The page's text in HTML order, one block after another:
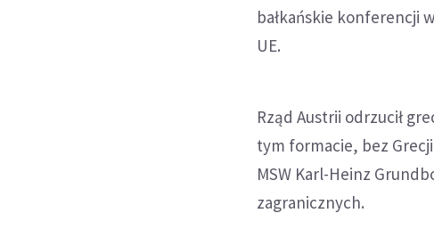
bałkańskie konferencji
UE.
Rząd Austrii odrzucił
tym formacie, bez
MSW Karl-Heinz
zagranicznych.